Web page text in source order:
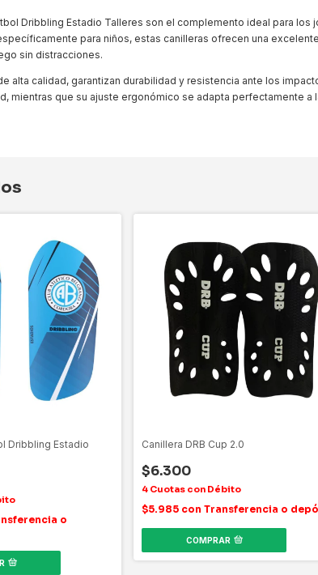
Dribbling Estadio Talleres son el complemento ideal para
para niños, estas canilleras ofrecen una
sin distracciones.
alta calidad, garantizan durabilidad y resistencia ante los
mientras que su ajuste ergonómico se adapta perfectamente
Dribbling Estadio
o
Canillera DRB Cup 2.0
$6.300
$5.985 con Transferencia o
COMPRAR